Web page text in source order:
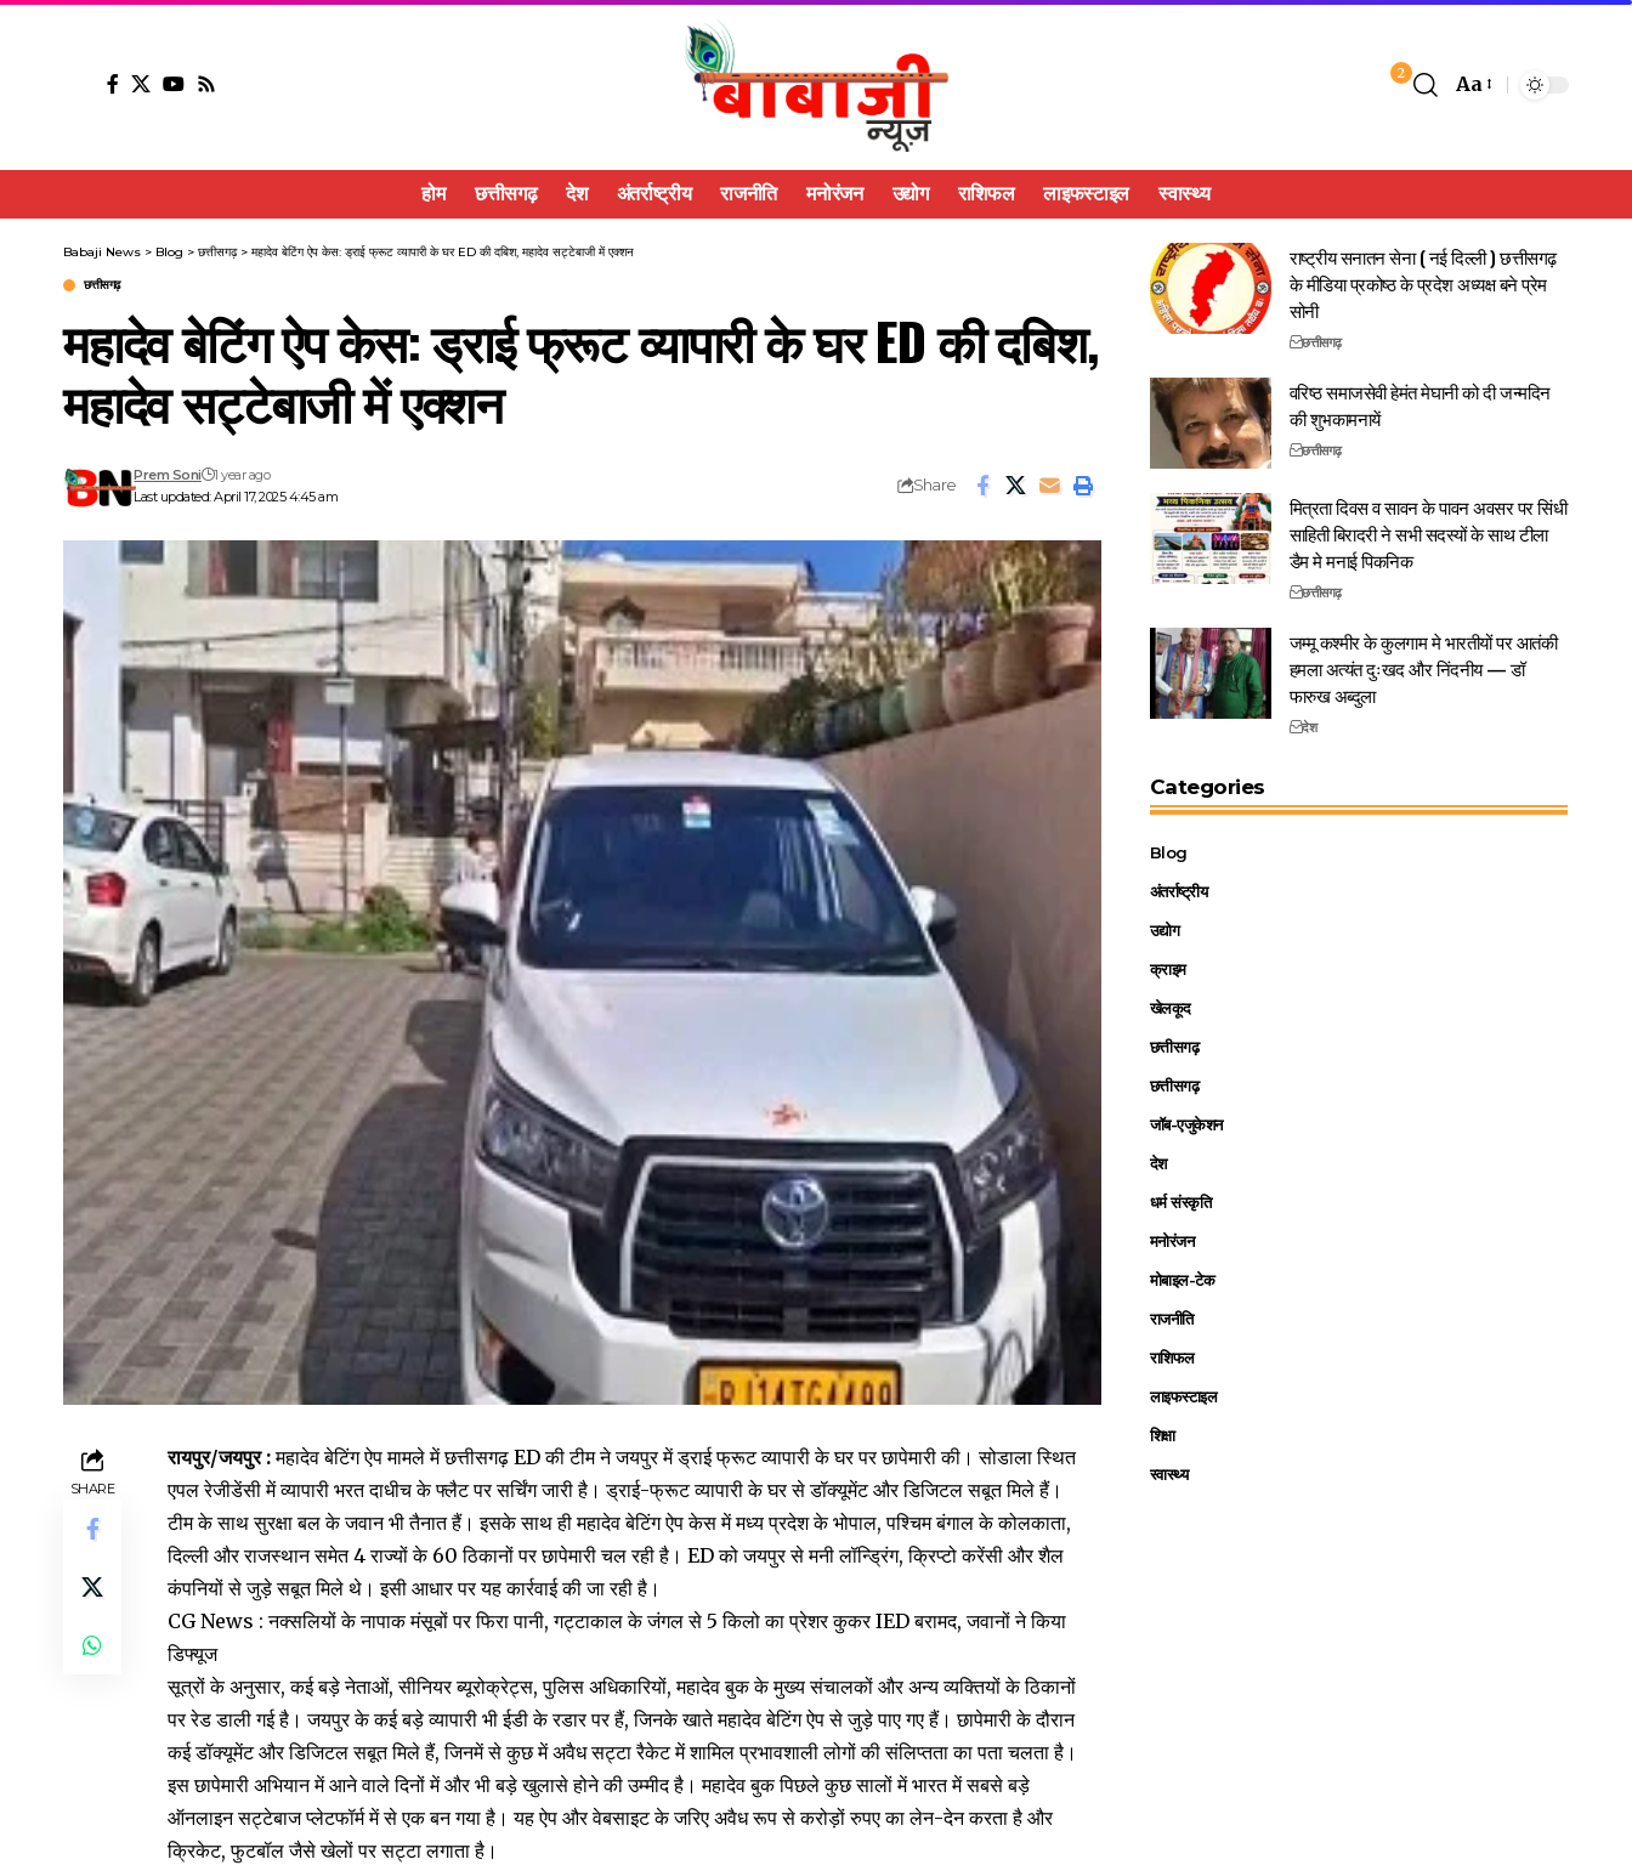
2 Aa
होम छत्तीसगढ़ देश अंतर्राष्ट्रीय राजनीति मनोरंजन उद्योग राशिफल लाइफस्टाइल स्वास्थ्य
Babaji News > Blog > छत्तीसगढ़> महादेव बेटिंग ऐप केस: ड्राई फ्रूट व्यापारी के घर ED की दबिश, महादेव सट्टेबाजी में एक्शन
छत्तीसगढ़
महादेव बेटिंग ऐप केस: ड्राई फ्रूट व्यापारी के घर ED की दबिश,
महादेव सट्टेबाजी में एक्शन
Last updated: April 17, 2025 4:45 am
Prem Soni 1 year ago
Share
SHARE
रायपुर/जयपुर :महादेव बेटिंग ऐप मामले में छत्तीसगढ़ ED की टीम ने जयपुर में ड्राई फ्रूट व्यापारी के घर पर छापेमारी की। सोडाला स्थित
एपल रेजीडेंसी में व्यापारी भरत दाधीच के फ्लैट पर सर्चिंग जारी है। ड्राई-फ्रूट व्यापारी के घर से डॉक्यूमेंट और डिजिटल सबूत मिले हैं।
टीम के साथ सुरक्षा बल के जवान भी तैनात हैं। इसके साथ ही महादेव बेटिंग ऐप केस में मध्य प्रदेश के भोपाल, पश्चिम बंगाल के कोलकाता,
दिल्ली और राजस्थान समेत 4 राज्यों के 60 ठिकानों पर छापेमारी चल रही है। ED को जयपुर से मनी लॉन्ड्रिंग, क्रिप्टो करेंसी और शैल
कंपनियों से जुड़े सबूत मिले थे। इसी आधार पर यह कार्रवाई की जा रही है।
CG News : नक्सलियों के नापाक मंसूबों पर फिरा पानी, गट्टाकाल के जंगल से 5 किलो का प्रेशर कुकर IED बरामद, जवानों ने किया
डिफ्यूज
सूत्रों के अनुसार, कई बड़े नेताओं, सीनियर ब्यूरोक्रेट्स, पुलिस अधिकारियों, महादेव बुक के मुख्य संचालकों और अन्य व्यक्तियों के ठिकानों
पर रेड डाली गई है। जयपुर के कई बड़े व्यापारी भी ईडी के रडार पर हैं, जिनके खाते महादेव बेटिंग ऐप से जुड़े पाए गए हैं। छापेमारी के दौरान
कई डॉक्यूमेंट और डिजिटल सबूत मिले हैं, जिनमें से कुछ में अवैध सट्टा रैकेट में शामिल प्रभावशाली लोगों की संलिप्तता का पता चलता है।
इस छापेमारी अभियान में आने वाले दिनों में और भी बड़े खुलासे होने की उम्मीद है। महादेव बुक पिछले कुछ सालों में भारत में सबसे बड़े
ऑनलाइन सट्टेबाज प्लेटफॉर्म में से एक बन गया है। यह ऐप और वेबसाइट के जरिए अवैध रूप से करोड़ों रुपए का लेन-देन करता है और
क्रिकेट, फुटबॉल जैसे खेलों पर सट्टा लगाता है।
राष्ट्रीय सनातन सेना ( नई दिल्ली ) छत्तीसगढ़
के मीडिया प्रकोष्ठ के प्रदेश अध्यक्ष बने प्रेम
सोनी
छत्तीसगढ़
वरिष्ठ समाजसेवी हेमंत मेघानी को दी जन्मदिन
की शुभकामनायें
छत्तीसगढ़
मित्रता दिवस व सावन के पावन अवसर पर सिंधी
साहिती बिरादरी ने सभी सदस्यों के साथ टीला
डैम मे मनाई पिकनिक
छत्तीसगढ़
जम्मू कश्मीर के कुलगाम मे भारतीयों पर आतंकी
हमला अत्यंत दुःखद और निंदनीय — डॉ
फारुख अब्दुला
देश
Categories
Blog
अंतर्राष्ट्रीय
उद्योग
क्राइम
खेलकूद
छत्तीसगढ़
छत्तीसगढ़
जॉब-एजुकेशन
देश
धर्म संस्कृति
मनोरंजन
मोबाइल-टेक
राजनीति
राशिफल
लाइफस्टाइल
शिक्षा
स्वास्थ्य